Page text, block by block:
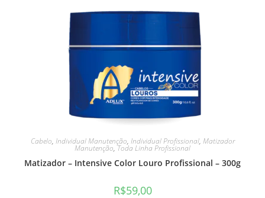
Cabelo, Individual Manutenção, Individual Profissional, Matizador
Manutenção,Toda Linha Profissional
Matizador – Intensive Color Louro Profissional – 300g
R$59,00